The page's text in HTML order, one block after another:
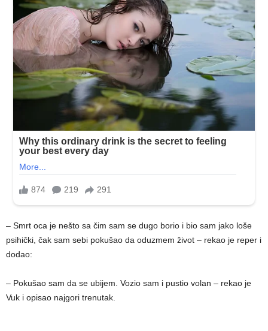
– Smrt oca je nešto sa čim sam se dugo borio i bio sam jako loše
psihički, čak sam sebi pokušao da oduzmem život – rekao je reper i
dodao:
– Pokušao sam da se ubijem. Vozio sam i pustio volan – rekao je
Vuk i opisao najgori trenutak.